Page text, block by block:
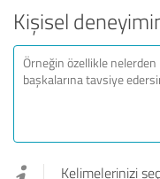
Kişisel
Kelimelerinizi